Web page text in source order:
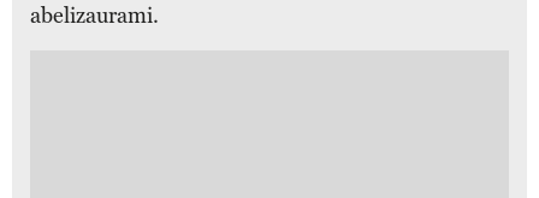
abelizaurami.